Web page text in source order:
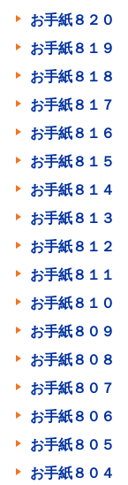
お手紙８２０
お手紙８１９
お手紙８１８
お手紙８１７
お手紙８１６
お手紙８１５
お手紙８１４
お手紙８１３
お手紙８１２
お手紙８１１
お手紙８１０
お手紙８０９
お手紙８０８
お手紙８０７
お手紙８０６
お手紙８０５
お手紙８０４